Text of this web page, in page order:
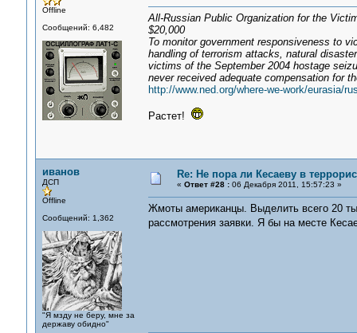
Offline
Сообщений: 6,482
All-Russian Public Organization for the
$20,000
To monitor government responsiveness to
handling of terrorism attacks, natural
victims of the September 2004 hostage
never received adequate compensation for
http://www.ned.org/where-we-work/eurasia/
Растет!
иванов
ДСП
Offline
Сообщений: 1,362
"Я мзду не беру, мне за
державу обидно"
Re: Не пора ли Кесаеву в
« Ответ #28 :06 Декабря 2011, 15:57:23 »
Жмоты американцы. Выделить всего 20
рассмотрения заявки. Я бы на месте